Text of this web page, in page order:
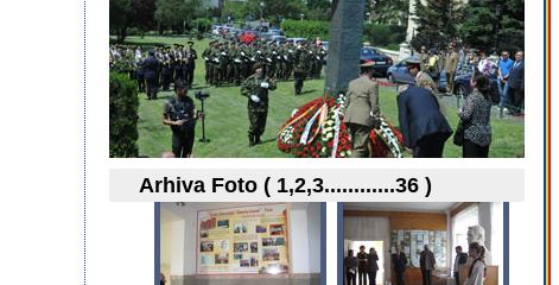
Arhiva Foto ( 1,2,3............36 )